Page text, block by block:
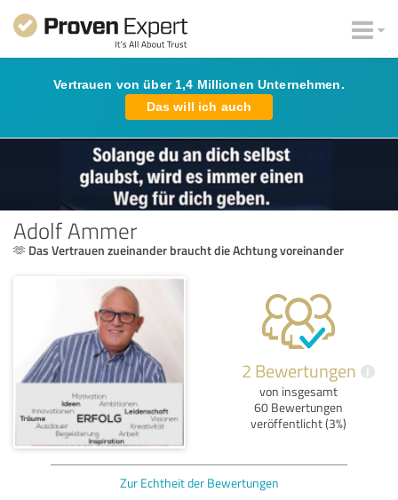
Vertrauen von über 1,4 Millionen Unternehmen.
Das will ich auch
Adolf Ammer
🫶 Das Vertrauen zueinander braucht die Achtung voreinander
2 Bewertungen i
von insgesamt
60 Bewertungen
veröffentlicht (3%)
Zur Echtheit der Bewertungen